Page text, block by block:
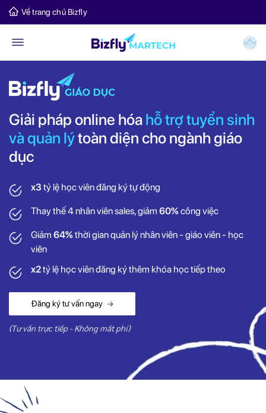
Về trang chủ Bizfly
Giải pháp online hóahỗ trợ tuyển sinh
và quản lýtoàn diện cho ngành giáo
dục
x3 tỷ lệ học viên đăng ký tự động
Thay thế 4 nhân viên sales, giảm 60%công việc
Giảm 64%thời gian quản lý nhân viên - giáo viên - học
viên
x2tỷ lệ học viên đăng ký thêm khóa học tiếp theo
Đăng ký tư vấn ngay
(Tư vấn trực tiếp - Không mất phí)